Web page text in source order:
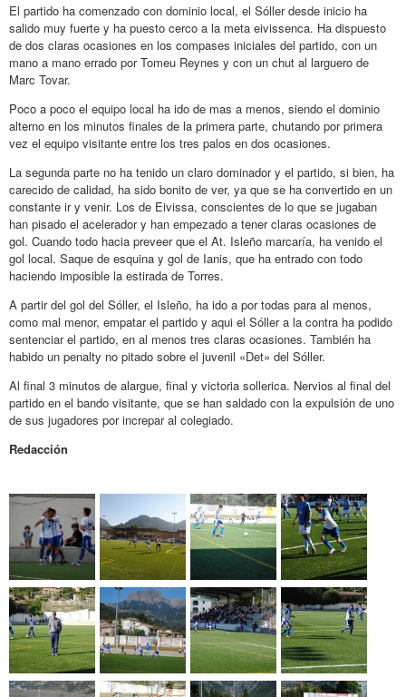
El partido ha comenzado con dominio local, el Sóller desde inicio ha
salido muy fuerte y ha puesto cerco a la meta eivissenca. Ha dispuesto
de dos claras ocasiones en los compases iniciales del partido, con un
mano a mano errado por Tomeu Reynes y con un chut al larguero de
Marc Tovar.
Poco a poco el equipo local ha ido de mas a menos, siendo el dominio
alterno en los minutos finales de la primera parte, chutando por primera
vez el equipo visitante entre los tres palos en dos ocasiones.
La segunda parte no ha tenido un claro dominador y el partido, si bien, ha
carecido de calidad, ha sido bonito de ver, ya que se ha convertido en un
constante ir y venir. Los de Eivissa, conscientes de lo que se jugaban
han pisado el acelerador y han empezado a tener claras ocasiones de
gol. Cuando todo hacia preveer que el At. Isleño marcaría, ha venido el
gol local. Saque de esquina y gol de Ianis, que ha entrado con todo
haciendo imposible la estirada de Torres.
A partir del gol del Sóller, el Isleño, ha ido a por todas para al menos,
como mal menor, empatar el partido y aqui el Sóller a la contra ha podido
sentenciar el partido, en al menos tres claras ocasiones. También ha
habido un penalty no pitado sobre el juvenil «Det» del Sóller.
Al final 3 minutos de alargue, final y victoria sollerica. Nervios al final del
partido en el bando visitante, que se han saldado con la expulsión de uno
de sus jugadores por increpar al colegiado.
Redacción